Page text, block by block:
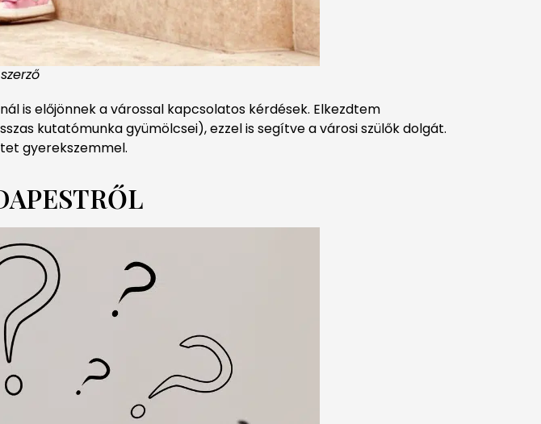
is előjönnek a várossal kapcsolatos kérdések. Elkezdtem
kutatómunka gyümölcsei), ezzel is segítve a városi szülők dolgát.
gyerekszemmel.